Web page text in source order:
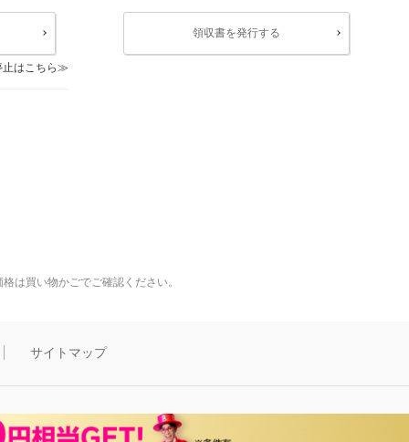
はこちら
領収書を発行する
は買い物かごでご確認ください。
サイトマップ